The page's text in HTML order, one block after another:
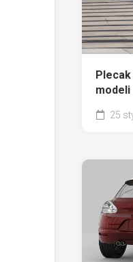
Plecak
modeli
25